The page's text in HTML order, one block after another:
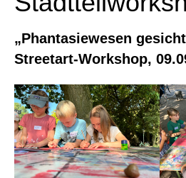
„Phantasiewesen
Streetart-Workshop,